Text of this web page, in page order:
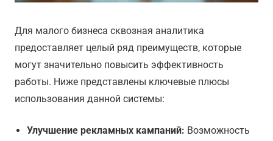
Для малого бизнеса сквозная аналитика
предоставляет целый ряд преимуществ, которые
могут значительно повысить эффективность
работы. Ниже представлены ключевые плюсы
использования данной системы:
Улучшение рекламных кампаний: Возможность